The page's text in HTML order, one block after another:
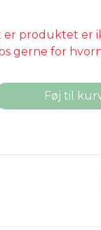
er produktet er
gerne for
Føj til